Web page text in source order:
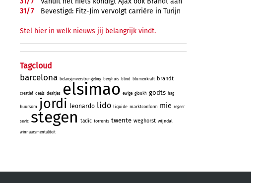
31/7 Bevestigd: Fitz-Jim vervolgt carrière in Turijn
Stel hier in welk nieuws jij belangrijk vindt.
Tagcloud
barcelona belangenverstrengeling berghuis blind blumenkraft brandt
creatief deals dealtjes elsimao ewige gloukh godts hag
huursom jordi leonardo lido liquide marktconform mie regeer
sevic stegen tadic torrents twente weghorst wijndal
winnaarsmentaliteit